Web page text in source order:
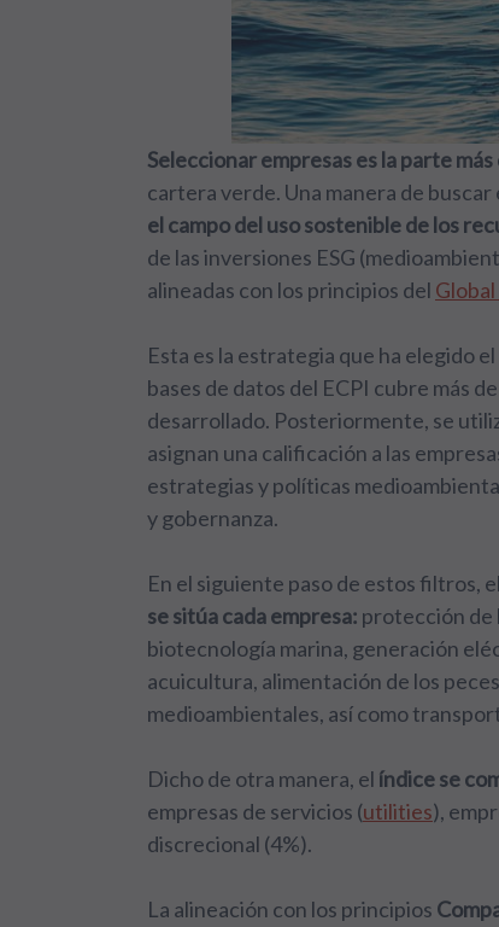
Seleccionar empresas es la parte
cartera verde. Una manera de
el campo del uso sostenible de los
de las inversiones ESG
alineadas con los principios del
Esta es la estrategia que ha elegido el
bases de datos del ECPI cubre más
desarrollado. Posteriormente, se
asignan una calificación a las
estrategias y políticas
y gobernanza.
En el siguiente paso de estos filtros,
se sitúa cada empresa: protección de
biotecnología marina, generación
acuicultura, alimentación de los
medioambientales, así como
Dicho de otra manera, el índice se
empresas de servicios (utilities),
discrecional (4%).
La alineación con los principios